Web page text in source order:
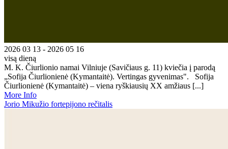
2026 03 13 - 2026 05 16
visą dieną
M. K. Čiurlionio namai Vilniuje (Savičiaus g. 11) kviečia į parodą
„Sofija Čiurlionienė (Kymantaitė). Vertingas gyvenimas". Sofija
Čiurlionienė (Kymantaitė) – viena ryškiausių XX amžiaus [...]
More Info
Jorio Mikužio fortepijono rečitalis